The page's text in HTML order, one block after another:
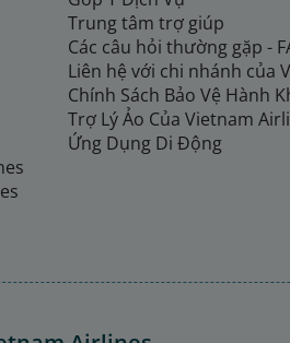
Trung tâm trợ giúp
Các câu hỏi thường gặp -
Liên hệ với chi nhánh của
Chính Sách Bảo Vệ Hành
Trợ Lý Ảo Của Vietnam
Ứng Dụng Di Động